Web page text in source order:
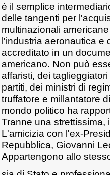
è il semplice
delle tangenti per
multinazionali
l'industria aeronautica e
accreditato in un
americano. Non può
affaristi, dei
partiti, dei ministri di
truffatore e millantatore
mondo politico ha
Tranne una
L'amicizia con l'ex-
Repubblica, Giovanni
Appartengono allo